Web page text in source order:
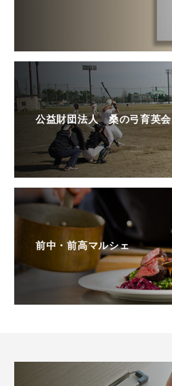
公益財団法人 桑の弓育英会
前中・前高マルシェ